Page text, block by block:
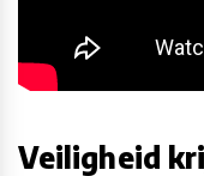
Veiligheid